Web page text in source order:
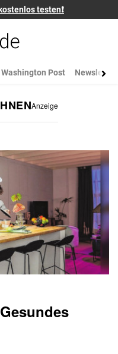
testen❗
Washington Post Newsletter
Anzeige
Gesundes